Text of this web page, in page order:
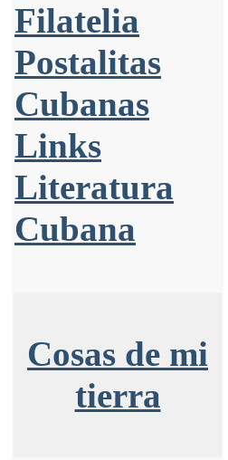
Filatelia
Postalitas
Cubanas
Links
Literatura
Cubana
Cosas de mi
tierra